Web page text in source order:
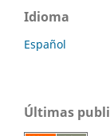
Idioma
Español
Últimas